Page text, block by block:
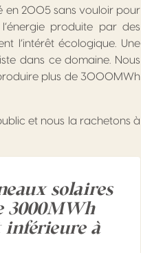
en 2005 sans vouloir pour
produite par des
l’intérêt écologique. Une
dans ce domaine. Nous
plus de 3000MWh
et nous la rachetons à
solaires
3000MWh
inférieure à